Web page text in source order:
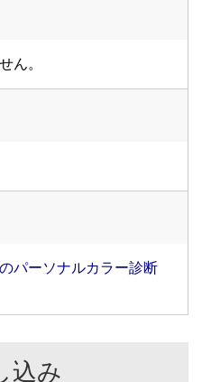
ん。
パーソナルカラー診断
込み